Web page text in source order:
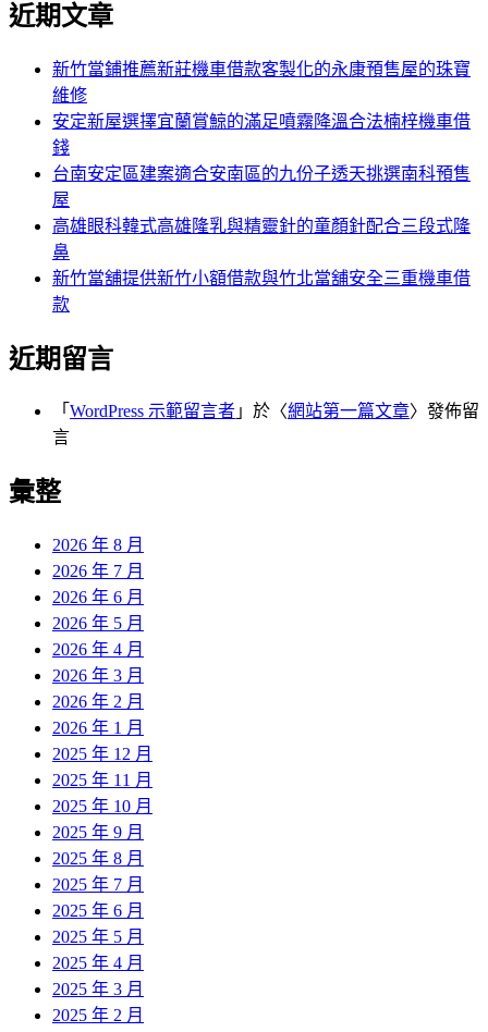
章:
關
近期文章
新竹當鋪推薦新莊機車借款客製化的永康預售屋的珠寶
維修
安定新屋選擇宜蘭賞鯨的滿足噴霧降溫合法楠梓機車借
錢
台南安定區建案適合安南區的九份子透天挑選南科預售
屋
高雄眼科韓式高雄隆乳與精靈針的童顏針配合三段式隆
鼻
新竹當舖提供新竹小額借款與竹北當舖安全三重機車借
款
近期留言
「 WordPress 示範留言者 」於〈網站第一篇文章〉發佈留
言
彙整
2026 年 8 月
2026 年 7 月
2026 年 6 月
2026 年 5 月
2026 年 4 月
2026 年 3 月
2026 年 2 月
2026 年 1 月
2025 年 12 月
2025 年 11 月
2025 年 10 月
2025 年 9 月
2025 年 8 月
2025 年 7 月
2025 年 6 月
2025 年 5 月
2025 年 4 月
2025 年 3 月
2025 年 2 月